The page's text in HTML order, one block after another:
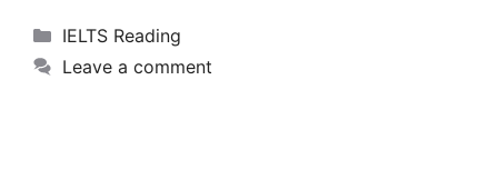
Categories
IELTS Reading
Leave a comment